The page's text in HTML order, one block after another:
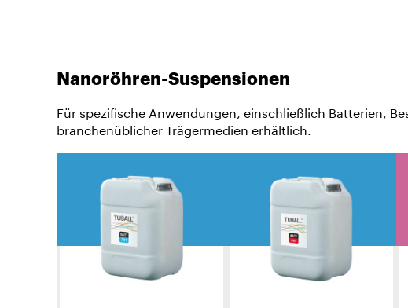
Nanoröhren-Suspensionen
Für spezifische Anwendungen, einschließlich Batterien,
branchenüblicher Trägermedien erhältlich.